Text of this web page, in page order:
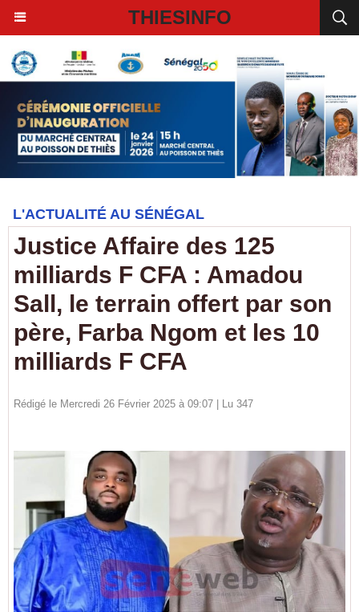
THIESINFO
L'ACTUALITÉ AU SÉNÉGAL
Justice Affaire des 125
milliards F CFA : Amadou
Sall, le terrain offert par son
père, Farba Ngom et les 10
milliards F CFA
Rédigé le Mercredi 26 Février 2025 à 09:07 | Lu 347